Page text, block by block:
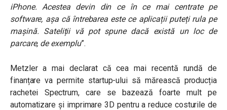
iPhone. Acestea devin din ce în ce mai centrate pe
software, așa că întrebarea este ce aplicații puteți rula pe
mașină. Sateliții vă pot spune dacă există un loc de
parcare, de exemplu”.
Metzler a mai declarat că cea mai recentă rundă de
finanțare va permite startup-ului să mărească producția
rachetei Spectrum, care se bazează foarte mult pe
automatizare și imprimare 3D pentru a reduce costurile de